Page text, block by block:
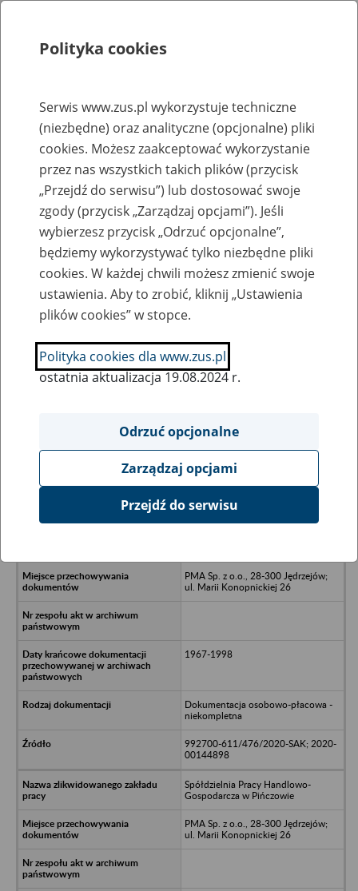
Rejestry, ewidencje i archiwa
Baza zlikwidowanych lub
przekształconych zakładów pracy
Nazwa zakładu pracy:
SZUKAJ
Ukryj wszystkie pozycje bazy
Spółdzielcze Gospodarstwo Rolne
PMA Sp. z o.o., 28-300 Jędrzejów;
ul. Marii Konopnickiej 26
1967-1998
Dokumentacja osobowo-płacowa -
niekompletna
992700-611/476/2020-SAK; 2020-
00144898
Spółdzielnia Pracy Handlowo-
Gospodarcza w Pińczowie
PMA Sp. z o.o., 28-300 Jędrzejów;
ul. Marii Konopnickiej 26
Polityka cookies
Serwis www.zus.pl wykorzystuje techniczne
(niezbędne) oraz analityczne (opcjonalne) pliki
cookies. Możesz zaakceptować wykorzystanie
przez nas wszystkich takich plików (przycisk
„Przejdź do serwisu”) lub dostosować swoje
zgody (przycisk „Zarządzaj opcjami”). Jeśli
wybierzesz przycisk „Odrzuć opcjonalne”,
będziemy wykorzystywać tylko niezbędne pliki
cookies. W każdej chwili możesz zmienić swoje
ustawienia. Aby to zrobić, kliknij „Ustawienia
plików cookies” w stopce.
Polityka cookies dla www.zus.pl
ostatnia aktualizacja 19.08.2024 r.
Odrzuć opcjonalne
Zarządzaj opcjami
Przejdź do serwisu